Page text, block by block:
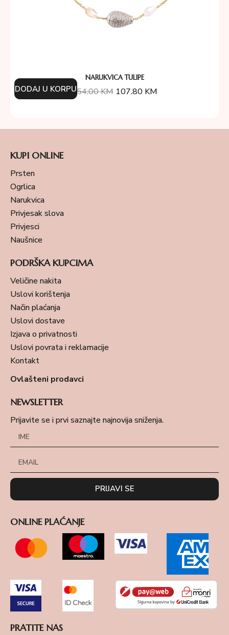
NARUKVICA TULIPE
154.00KM 107.80 KM
DODAJ U KORPU
KUPI ONLINE
Prsten
Ogrlica
Narukvica
Privjesak slova
Privjesci
Naušnice
PODRŠKA KUPCIMA
Veličine nakita
Uslovi korištenja
Način plaćanja
Uslovi dostave
Izjava o privatnosti
Uslovi povrata i reklamacije
Kontakt
Ovlašteni prodavci
NEWSLETTER
Prijavite se i prvi saznajte najnovija sniženja.
PRIJAVI SE
ONLINE PLAĆANJE
PRATITE NAS